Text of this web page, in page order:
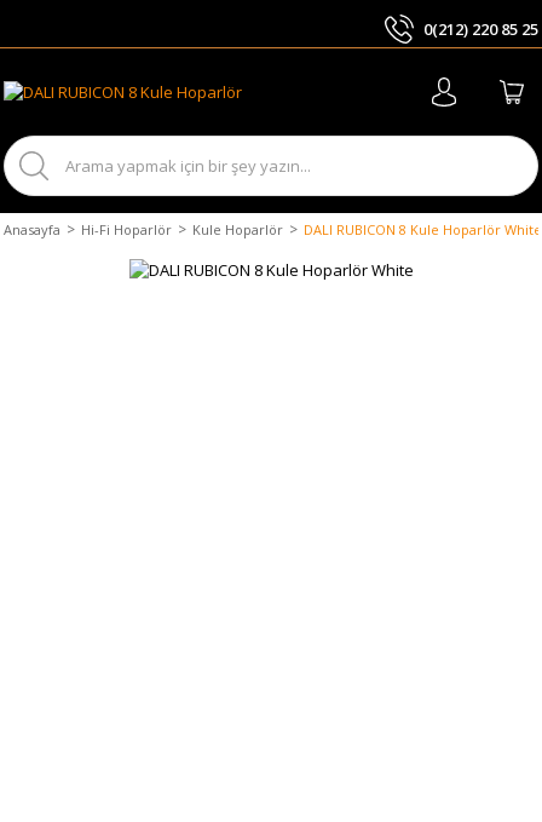
0(212) 220 85 25
Anasayfa Hi-Fi Hoparlör Kule Hoparlör DALI RUBICON 8 Kule Hoparlör White